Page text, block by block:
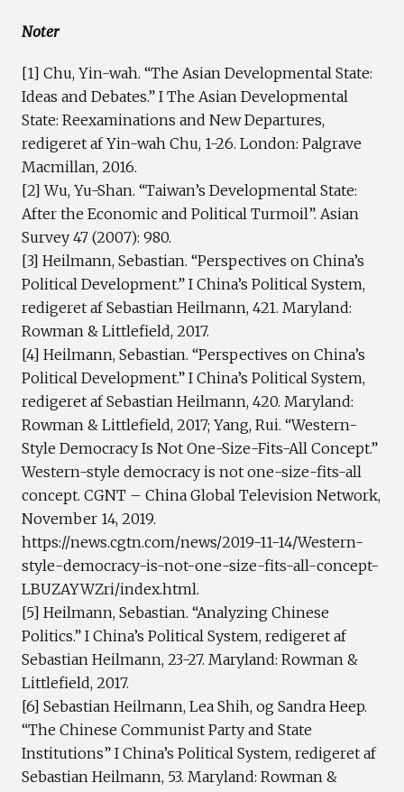
Noter
[1] Chu, Yin-wah. “The Asian Developmental State:
Ideas and Debates.” I The Asian Developmental
State: Reexaminations and New Departures,
redigeret af Yin-wah Chu, 1-26. London: Palgrave
Macmillan, 2016.
[2] Wu, Yu-Shan. “Taiwan’s Developmental State:
After the Economic and Political Turmoil”. Asian
Survey 47 (2007): 980.
[3] Heilmann, Sebastian. “Perspectives on China’s
Political Development.” I China’s Political System,
redigeret af Sebastian Heilmann, 421. Maryland:
Rowman & Littlefield, 2017.
[4] Heilmann, Sebastian. “Perspectives on China’s
Political Development.” I China’s Political System,
redigeret af Sebastian Heilmann, 420. Maryland:
Rowman & Littlefield, 2017; Yang, Rui. “Western-
Style Democracy Is Not One-Size-Fits-All Concept.”
Western-style democracy is not one-size-fits-all
concept. CGNT – China Global Television Network,
November 14, 2019.
https://news.cgtn.com/news/2019-11-14/Western-
style-democracy-is-not-one-size-fits-all-concept-
LBUZAYWZri/index.html.
[5] Heilmann, Sebastian. “Analyzing Chinese
Politics.” I China’s Political System, redigeret af
Sebastian Heilmann, 23-27. Maryland: Rowman &
Littlefield, 2017.
[6] Sebastian Heilmann, Lea Shih, og Sandra Heep.
“The Chinese Communist Party and State
Institutions” I China’s Political System, redigeret af
Sebastian Heilmann, 53. Maryland: Rowman &